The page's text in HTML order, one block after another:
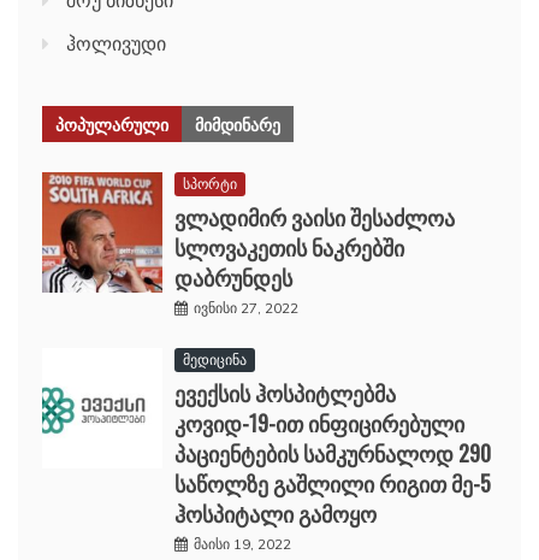
ჰოლივუდი
ᲞᲝᲞᲣᲚᲐᲠᲣᲚᲘ ᲛᲘᲛᲓᲘᲜᲐᲠᲔ
სპორტი
ვლადიმირ ვაისი შესაძლოა
სლოვაკეთის ნაკრებში
დაბრუნდეს
ივნისი 27, 2022
მედიცინა
ევექსის ჰოსპიტლებმა
კოვიდ-19-ით ინფიცირებული
პაციენტების სამკურნალოდ 290
საწოლზე გაშლილი რიგით მე-5
ჰოსპიტალი გამოყო
მაისი 19, 2022